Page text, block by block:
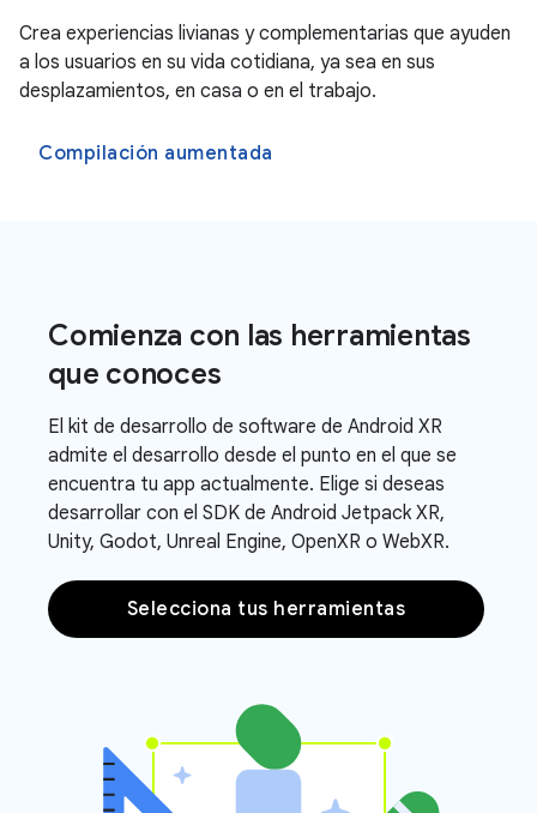
Crea experiencias livianas y complementarias que ayuden
a los usuarios en su vida cotidiana, ya sea en sus
desplazamientos, en casa o en el trabajo.
Compilación aumentada
Comienza con las herramientas
que conoces
El kit de desarrollo de software de Android XR
admite el desarrollo desde el punto en el que se
encuentra tu app actualmente. Elige si deseas
desarrollar con el SDK de Android Jetpack XR,
Unity, Godot, Unreal Engine, OpenXR o WebXR.
Selecciona tus herramientas